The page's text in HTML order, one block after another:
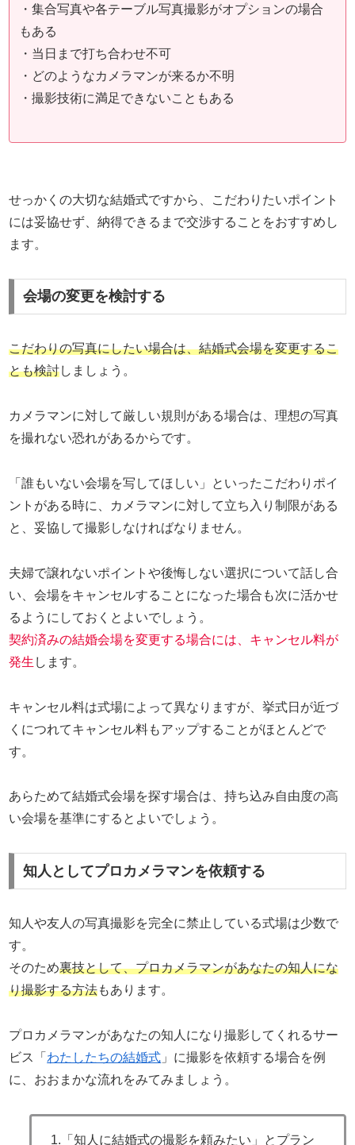
・集合写真や各テーブル写真撮影がオプションの場合
もある
・当日まで打ち合わせ不可
・どのようなカメラマンが来るか不明
・撮影技術に満足できないこともある
せっかくの大切な結婚式ですから、こだわりたいポイント
には妥協せず、納得できるまで交渉することをおすすめし
ます。
会場の変更を検討する
こだわりの写真にしたい場合は、結婚式会場を変更するこ
とも検討しましょう。
カメラマンに対して厳しい規則がある場合は、理想の写真
を撮れない恐れがあるからです。
「誰もいない会場を写してほしい」といったこだわりポイ
ントがある時に、カメラマンに対して立ち入り制限がある
と、妥協して撮影しなければなりません。
夫婦で譲れないポイントや後悔しない選択について話し合
い、会場をキャンセルすることになった場合も次に活かせ
るようにしておくとよいでしょう。
契約済みの結婚会場を変更する場合には、キャンセル料が
発生 します。
キャンセル料は式場によって異なりますが、挙式日が近づ
くにつれてキャンセル料もアップすることがほとんどで
す。
あらためて結婚式会場を探す場合は、持ち込み自由度の高
い会場を基準にするとよいでしょう。
知人としてプロカメラマンを依頼する
知人や友人の写真撮影を完全に禁止している式場は少数で
す。
そのため裏技として、プロカメラマンがあなたの知人にな
り撮影する方法もあります。
プロカメラマンがあなたの知人になり撮影してくれるサー
ビス「 わたしたちの結婚式 」に撮影を依頼する場合を例
に、おおまかな流れをみてみましょう。
1.「知人に結婚式の撮影を頼みたい」とプラン